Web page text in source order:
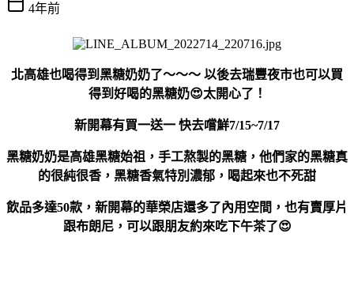
4年前
北高雄也喝得到黑糖奶奶了～～～ 以後去瑞豐夜市也可以買
得到好喝的黑糖奶😍太開心了！
新開幕有買一送一 快去嚐鮮7/15~7/17
黑糖奶奶是高雄黑糖始祖，手工熬製的黑糖，他們家的黑糖真
的很純很香，黑糖香氣特別濃郁，喝起來也不死甜
飲品多達50款，新開幕的華榮店還多了內用空間，也有賣厚片
跟布朗尼，可以跟朋友約來吃下午茶了😍